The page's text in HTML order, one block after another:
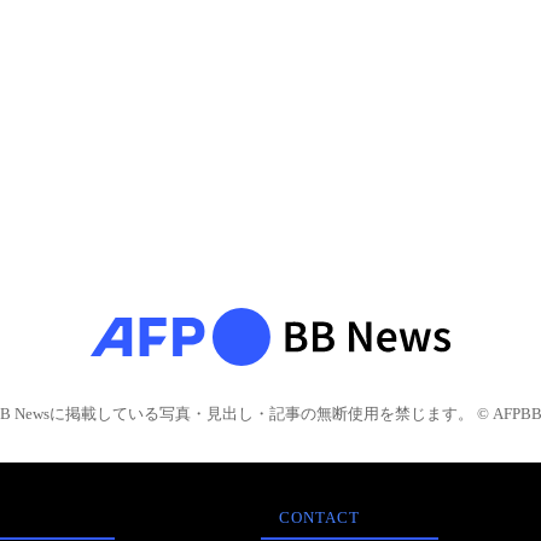
Newsに掲載している写真・見出し・記事の無断使用を禁じます。 © AFPBB
CONTACT